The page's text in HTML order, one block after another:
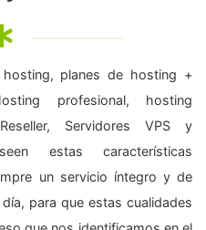
planes de hosting +
profesional, hosting
Servidores VPS y
estas características
un servicio íntegro y de
para que estas cualidades